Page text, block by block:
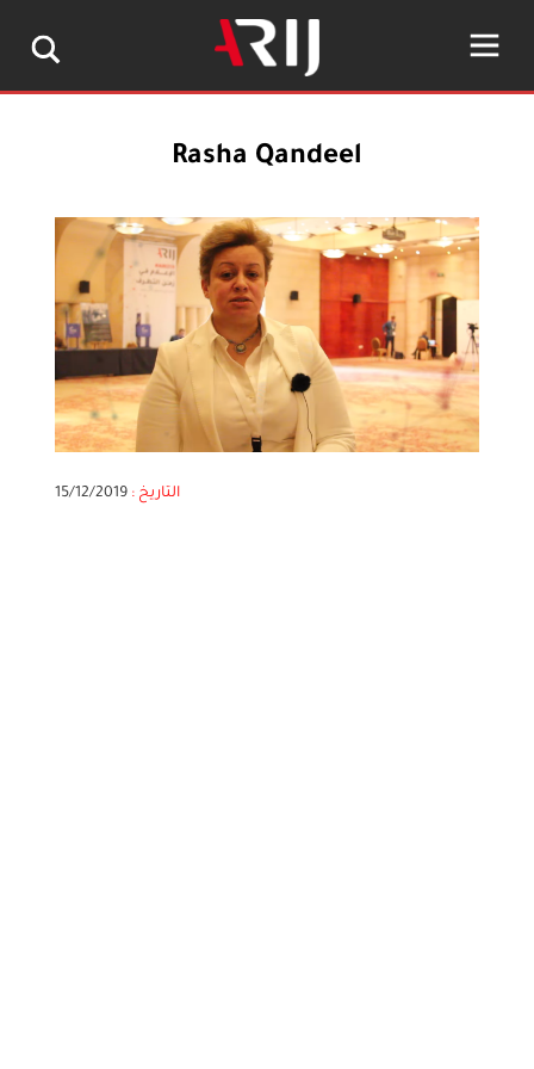
Rasha Qandeel
التاريخ :15/12/2019